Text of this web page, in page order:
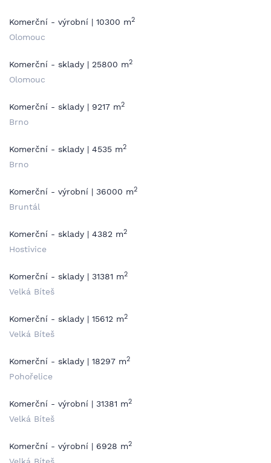
Komerční - výrobní | 10300 m2
Olomouc
Komerční - sklady | 25800 m2
Olomouc
Komerční - sklady | 9217 m2
Brno
Komerční - sklady | 4535 m2
Brno
Komerční - výrobní | 36000 m2
Bruntál
Komerční - sklady | 4382 m2
Hostivice
Komerční - sklady | 31381 m2
Velká Bíteš
Komerční - sklady | 15612 m2
Velká Bíteš
Komerční - sklady | 18297 m2
Pohořelice
Komerční - výrobní | 31381 m2
Velká Bíteš
Komerční - výrobní | 6928 m2